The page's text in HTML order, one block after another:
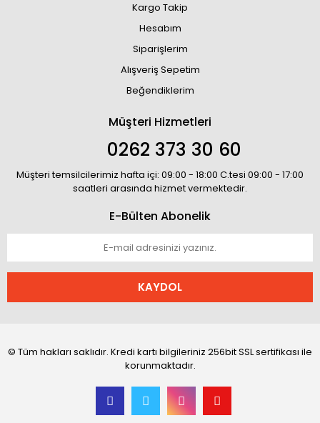
Kargo Takip
Hesabım
Siparişlerim
Alışveriş Sepetim
Beğendiklerim
Müşteri Hizmetleri
0262 373 30 60
Müşteri temsilcilerimiz hafta içi: 09:00 - 18:00 C.tesi 09:00 - 17:00
saatleri arasında hizmet vermektedir.
E-Bülten Abonelik
KAYDOL
© Tüm hakları saklıdır. Kredi kartı bilgileriniz 256bit SSL sertifikası ile
korunmaktadır.